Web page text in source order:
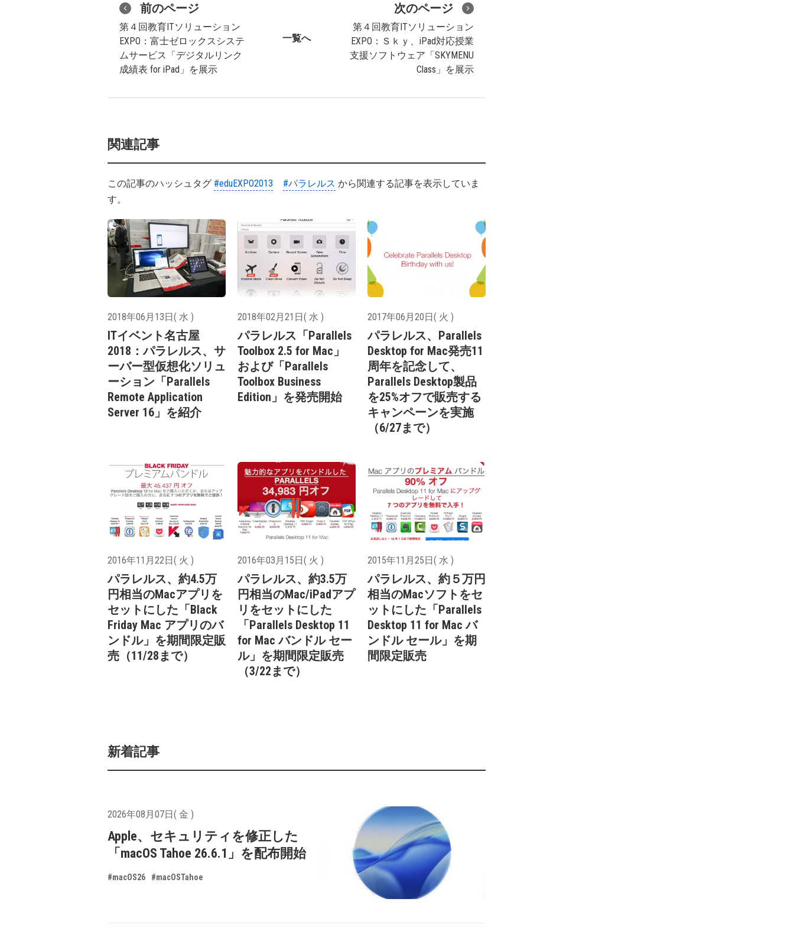
前のページ
第４回教育ITソリューション
EXPO：富士ゼロックスシステ
ムサービス「デジタルリンク
成績表 for iPad」を展示
一覧へ
次のページ
第４回教育ITソリューション
EXPO：Ｓｋｙ、iPad対応授業
支援ソフトウェア「SKYMENU
Class」を展示
関連記事
この記事のハッシュタグ #eduEXPO2013 #パラレルス から関連する記事を表示していま
す。
2018年06月13日( 水 )
ITイベント名古屋
2018：パラレルス、サ
ーバー型仮想化ソリュ
ーション「Parallels
Remote Application
Server 16」を紹介
2018年02月21日( 水 )
パラレルス「Parallels
Toolbox 2.5 for Mac」
および「Parallels
Toolbox Business
Edition」を発売開始
2017年06月20日( 火 )
パラレルス、Parallels
Desktop for Mac発売11
周年を記念して、
Parallels Desktop製品
を25%オフで販売する
キャンペーンを実施
（6/27まで）
2016年11月22日( 火 )
パラレルス、約4.5万
円相当のMacアプリを
セットにした「Black
Friday Mac アプリのバ
ンドル」を期間限定販
売（11/28まで）
2016年03月15日( 火 )
パラレルス、約3.5万
円相当のMac/iPadアプ
リをセットにした
「Parallels Desktop 11
for Mac バンドル セー
ル」を期間限定販売
（3/22まで）
2015年11月25日( 水 )
パラレルス、約５万円
相当のMacソフトをセ
ットにした「Parallels
Desktop 11 for Mac バ
ンドル セール」を期
間限定販売
新着記事
2026年08月07日( 金 )
Apple、セキュリティを修正した
「macOS Tahoe 26.6.1」を配布開始
#macOS26 #macOSTahoe